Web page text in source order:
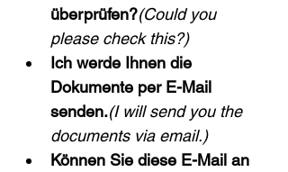
überprüfen?(Could you
please check this?)
Ich werde Ihnen die
Dokumente per E-Mail
senden.(I will send you the
documents via email.)
Können Sie diese E-Mail an